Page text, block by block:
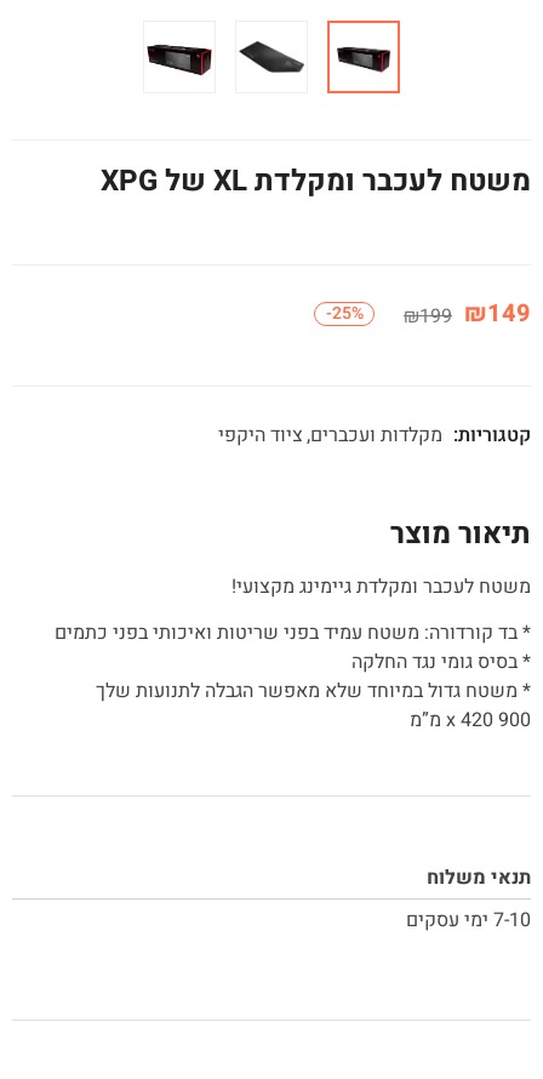
משטח לעכבר ומקלדת XL של XPG
₪149
₪199
-25%
קטגוריות: מקלדות ועכברים ציוד היקפי
תיאור מוצר
משטח לעכבר ומקלדת גיימינג מקצועי!
* בד קורדורה: משטח עמיד בפני שריטות ואיכותי בפני כתמים
* בסיס גומי נגד החלקה
* משטח גדול במיוחד שלא מאפשר הגבלה לתנועות שלך
900 x 420 מ”מ
תנאי משלוח
7-10 ימי עסקים